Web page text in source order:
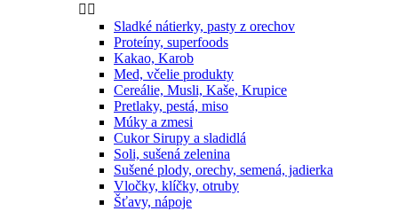
 
Sladké nátierky, pasty z orechov
Proteíny, superfoods
Kakao, Karob
Med, včelie produkty
Cereálie, Musli, Kaše, Krupice
Pretlaky, pestá, miso
Múky a zmesi
Cukor Sirupy a sladidlá
Soli, sušená zelenina
Sušené plody, orechy, semená, jadierka
Vločky, klíčky, otruby
Šťavy, nápoje